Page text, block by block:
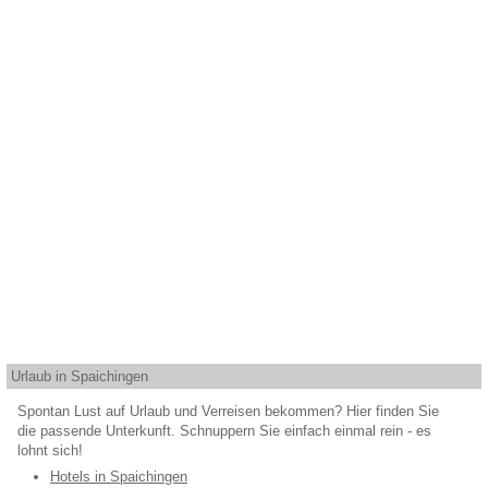
Urlaub in Spaichingen
Spontan Lust auf Urlaub und Verreisen bekommen? Hier finden Sie
die passende Unterkunft. Schnuppern Sie einfach einmal rein - es
lohnt sich!
Hotels in Spaichingen